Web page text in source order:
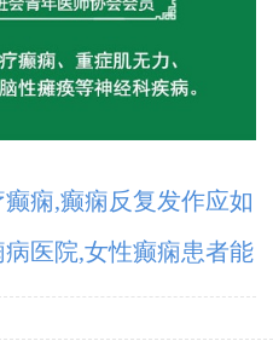
痫,癫痫反复发作应如
病医院,女性癫痫患者能